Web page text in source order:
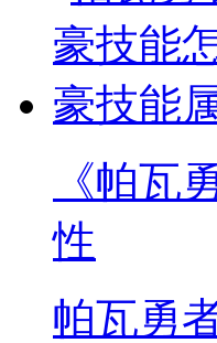
《帕瓦
性
帕瓦勇